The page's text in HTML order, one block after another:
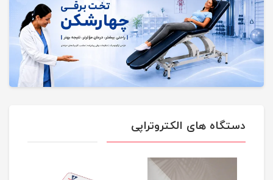
دستگاه های الکتروتراپی